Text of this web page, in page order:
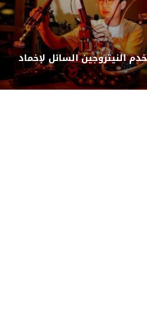
النيتروجين السائل لإخماد